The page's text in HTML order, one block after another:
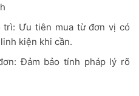
trì: Ưu tiên mua từ đơn vị có
kiện khi cần.
Đảm bảo tính pháp lý rõ